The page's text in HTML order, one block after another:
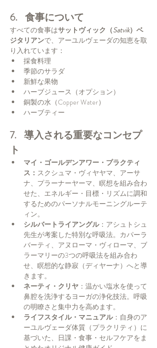
6.    食事について
すべての食事はサットヴィック（Satvik）ベ
ジタリアンで、アーユルヴェーダの知恵を取
り入れています：
採食料理
季節のサラダ
新鮮な果物
ハーブジュース（オプション）
銅製の水（Copper Water）
ハーブティー
7.    導入される重要なコンセプ
ト
マイ・ゴールデンアワー・プラクティ
ス： スクシュマ・ヴィヤヤマ、アーサ
ナ、プラーナーヤーマ、瞑想を組み合わ
せた、エネルギー・目標・リズムに調和
するためのパーソナルモーニングルーテ
ィン。
シルバートライアングル：アシュトシュ
先生が考案した特別な呼吸法。カパーラ
バーティ、アヌローマ・ヴィローマ、ブ
ラーマリーの3つの呼吸法を組み合わ
せ、瞑想的な静寂（ディヤーナ）へと導
きます。
ネーティ・クリヤ ：温かい塩水を使って
鼻腔を洗浄するヨーガの浄化技法。呼吸
の明瞭さと集中力を高めます。
ライフスタイル・マニュアル：自身のア
ーユルヴェーダ体質（プラクリティ）に
基づいた、日課・食事・セルフケアをま